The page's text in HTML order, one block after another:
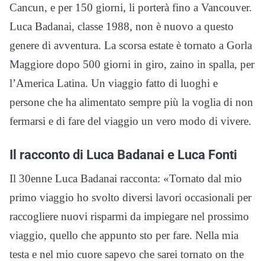
Cancun, e per 150 giorni, li porterà fino a Vancouver.
Luca Badanai, classe 1988, non è nuovo a questo
genere di avventura. La scorsa estate è tornato a Gorla
Maggiore dopo 500 giorni in giro, zaino in spalla, per
l’America Latina. Un viaggio fatto di luoghi e
persone che ha alimentato sempre più la voglia di non
fermarsi e di fare del viaggio un vero modo di vivere.
Il racconto di Luca Badanai e Luca Fonti
Il 30enne Luca Badanai racconta: «Tornato dal mio
primo viaggio ho svolto diversi lavori occasionali per
raccogliere nuovi risparmi da impiegare nel prossimo
viaggio, quello che appunto sto per fare. Nella mia
testa e nel mio cuore sapevo che sarei tornato on the